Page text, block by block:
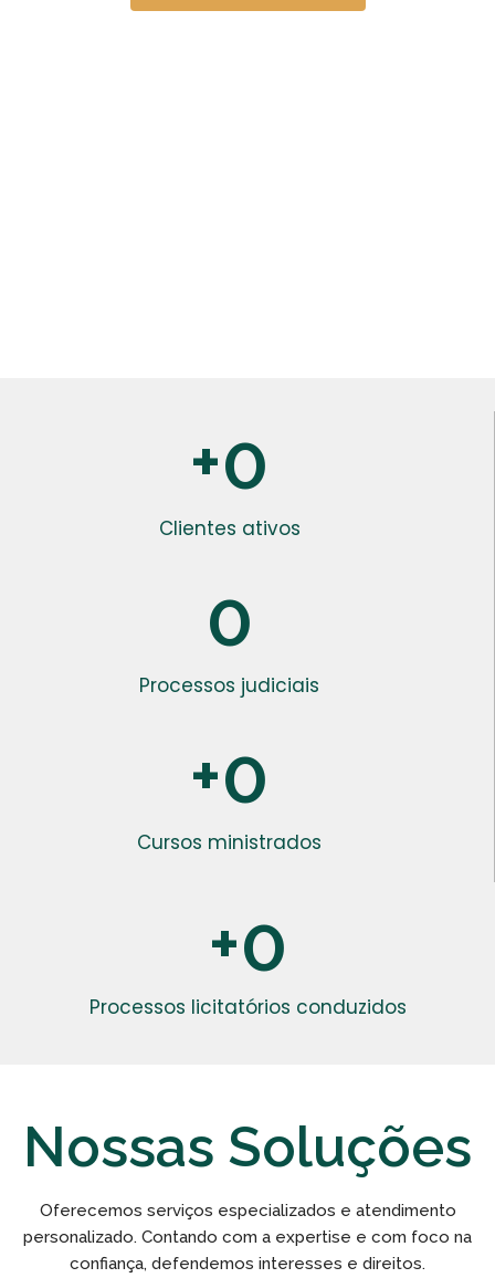
+0
Clientes ativos
0
Processos judiciais
+0
Cursos ministrados
+0
Processos licitatórios conduzidos
Nossas Soluções
Oferecemos serviços especializados e atendimento
personalizado. Contando com a expertise e com foco na
confiança, defendemos interesses e direitos.